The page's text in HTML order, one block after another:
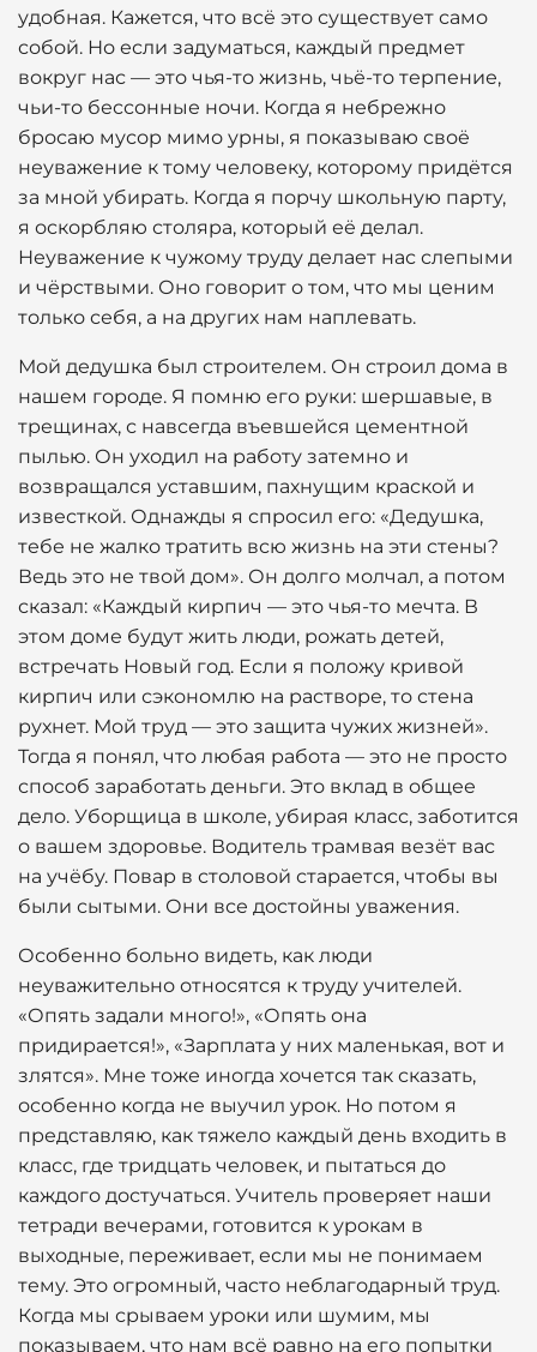
удобная. Кажется, что всё это существует само
собой. Но если задуматься, каждый предмет
вокруг нас — это чья-то жизнь, чьё-то терпение,
чьи-то бессонные ночи. Когда я небрежно
бросаю мусор мимо урны, я показываю своё
неуважение к тому человеку, которому придётся
за мной убирать. Когда я порчу школьную парту,
я оскорбляю столяра, который её делал.
Неуважение к чужому труду делает нас слепыми
и чёрствыми. Оно говорит о том, что мы ценим
только себя, а на других нам наплевать.
Мой дедушка был строителем. Он строил дома в
нашем городе. Я помню его руки: шершавые, в
трещинах, с навсегда въевшейся цементной
пылью. Он уходил на работу затемно и
возвращался уставшим, пахнущим краской и
известкой. Однажды я спросил его: «Дедушка,
тебе не жалко тратить всю жизнь на эти стены?
Ведь это не твой дом». Он долго молчал, а потом
сказал: «Каждый кирпич — это чья-то мечта. В
этом доме будут жить люди, рожать детей,
встречать Новый год. Если я положу кривой
кирпич или сэкономлю на растворе, то стена
рухнет. Мой труд — это защита чужих жизней».
Тогда я понял, что любая работа — это не просто
способ заработать деньги. Это вклад в общее
дело. Уборщица в школе, убирая класс, заботится
о вашем здоровье. Водитель трамвая везёт вас
на учёбу. Повар в столовой старается, чтобы вы
были сытыми. Они все достойны уважения.
Особенно больно видеть, как люди
неуважительно относятся к труду учителей.
«Опять задали много!», «Опять она
придирается!», «Зарплата у них маленькая, вот и
злятся». Мне тоже иногда хочется так сказать,
особенно когда не выучил урок. Но потом я
представляю, как тяжело каждый день входить в
класс, где тридцать человек, и пытаться до
каждого достучаться. Учитель проверяет наши
тетради вечерами, готовится к урокам в
выходные, переживает, если мы не понимаем
тему. Это огромный, часто неблагодарный труд.
Когда мы срываем уроки или шумим, мы
показываем, что нам всё равно на его попытки